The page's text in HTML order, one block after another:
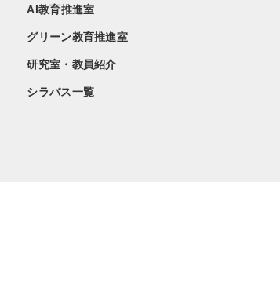
AI教育推進室
グリーン教育推進室
研究室・教員紹介
シラバス一覧